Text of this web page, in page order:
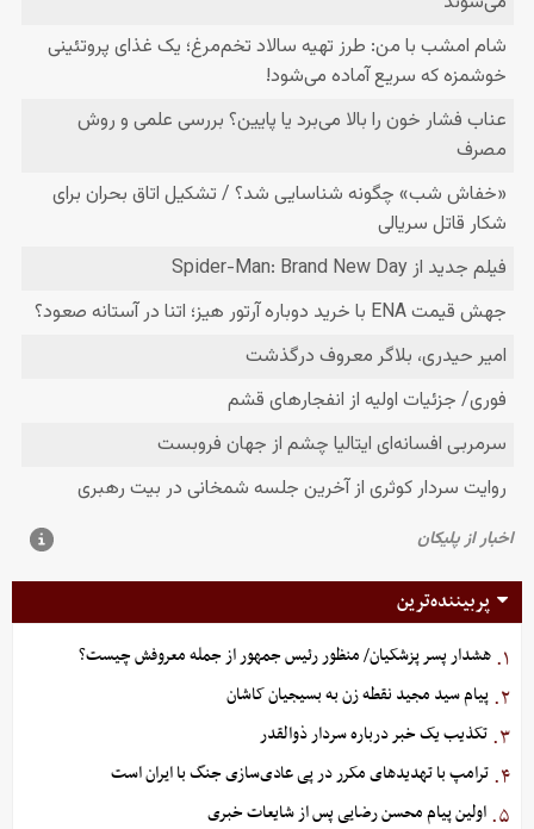
پربیننده‌ترین
۱. هشدار پسر پزشکیان/ منظور رئیس جمهور از جمله معروفش چیست؟
۲. پیام سید مجید نقطه زن به بسیجیان کاشان
۳. تکذیب یک خبر درباره سردار ذوالقدر
۴. ترامپ با تهدیدهای مکرر در پی عادی‌سازی جنگ با ایران است
۵. اولین پیام محسن رضایی پس از شایعات خبری